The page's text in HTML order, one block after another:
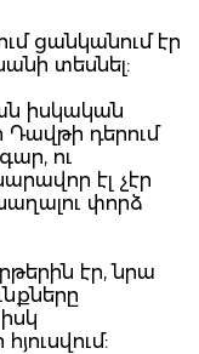
ցանկանում էր
տեսնել:
իսկական
Դավթի դերում
ու
էլ չէր
փորձ
էր, նրա